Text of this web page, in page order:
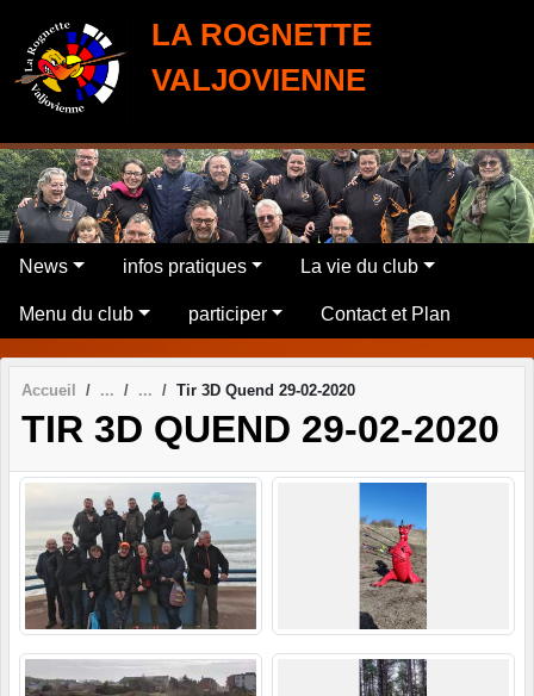
LA ROGNETTE
VALJOVIENNE
News infos pratiques La vie du club
Menu du club participer Contact et Plan
Accueil Tir 3D Quend 29-02-2020
TIR 3D QUEND 29-02-2020